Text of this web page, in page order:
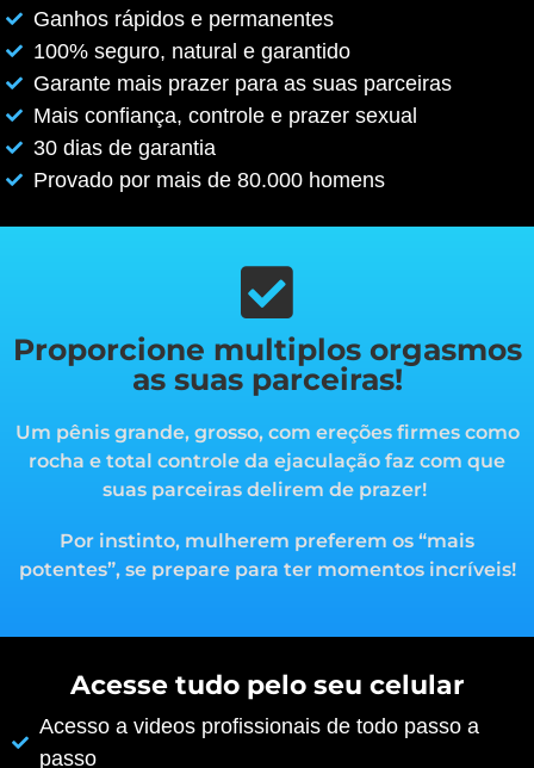
Ganhos rápidos e permanentes
100% seguro, natural e garantido
Garante mais prazer para as suas parceiras
Mais confiança, controle e prazer sexual
30 dias de garantia
Provado por mais de 80.000 homens
Proporcione multiplos orgasmos
as suas parceiras!
Um pênis grande, grosso, com ereções firmes como
rocha e total controle da ejaculação faz com que
suas parceiras delirem de prazer!
Por instinto, mulherem preferem os “mais
potentes”, se prepare para ter momentos incríveis!
Acesse tudo pelo seu celular
Acesso a videos profissionais de todo passo a
passo